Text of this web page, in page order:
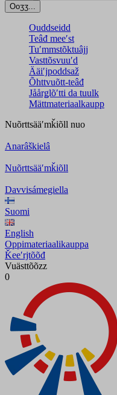
Ooʒʒ...
Ouddseidd
Teâđ meeʹst
Tuʹmmstõktuâjj
Vasttõsvuuʹd
Ääiʹjpoddsaž
Õhttvuõtt-teâđ
Jåårǥlõʹtti da tuulk
Mättmateriaalkaupp
Nuõrttsääʹmǩiõll nuo
Anarâškielâ
Nuõrttsääʹmǩiõll
Davvisámegiella
Suomi
English
Oppimateriaalikauppa
Ǩeeʹrjtõõđ
Vuästtõõzz
0